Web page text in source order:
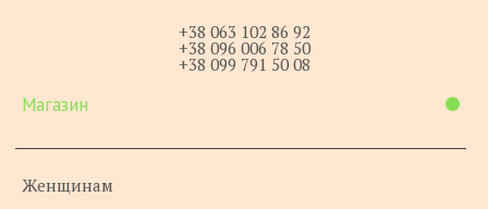
+38 063 102 86 92
+38 096 006 78 50
+38 099 791 50 08
Магазин
Женщинам